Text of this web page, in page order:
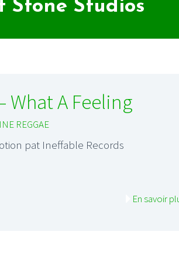
Stone Studios
What A Feeling
REGGAE
pat Ineffable Records
En savoir